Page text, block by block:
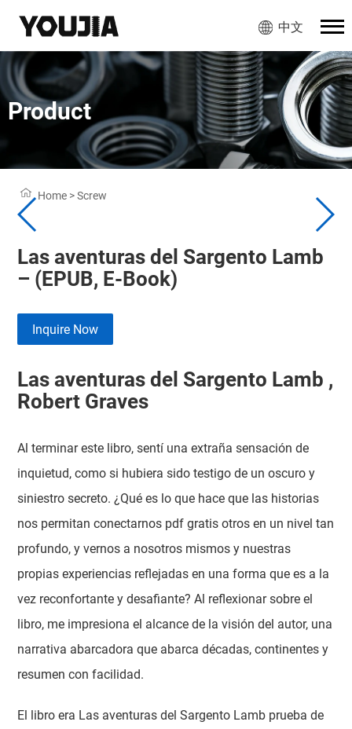
中文
Product
Home >Screw
Las aventuras del Sargento Lamb
– (EPUB, E-Book)
Inquire Now
Las aventuras del Sargento Lamb ,
Robert Graves
Al terminar este libro, sentí una extraña sensación de
inquietud, como si hubiera sido testigo de un oscuro y
siniestro secreto. ¿Qué es lo que hace que las historias
nos permitan conectarnos pdf gratis otros en un nivel tan
profundo, y vernos a nosotros mismos y nuestras
propias experiencias reflejadas en una forma que es a la
vez reconfortante y desafiante? Al reflexionar sobre el
libro, me impresiona el alcance de la visión del autor, una
narrativa abarcadora que abarca décadas, continentes y
resumen con facilidad.
El libro era Las aventuras del Sargento Lamb prueba de